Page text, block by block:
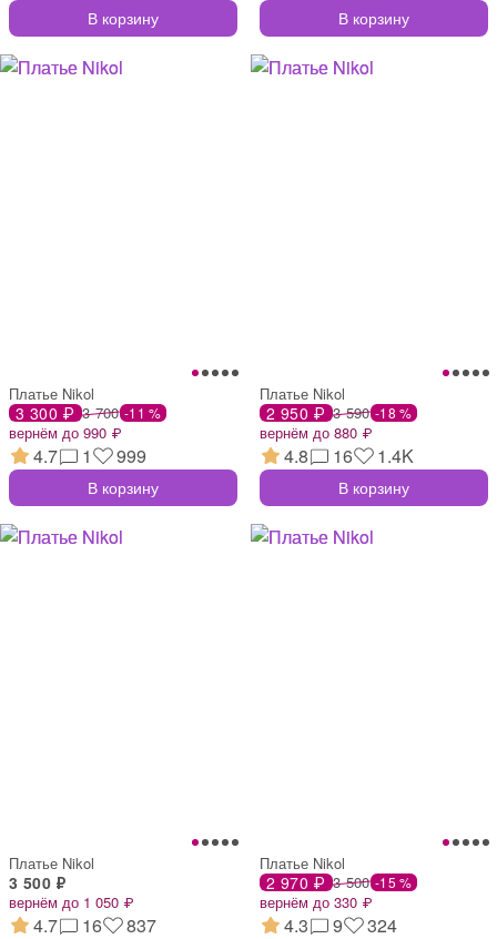
В корзину В корзину
Платье Nikol
3 300 ₽ 3 700 -11 %
вернём до 990 ₽
4.7 1 999
В корзину
Платье Nikol
2 950 ₽ 3 590 -18 %
вернём до 880 ₽
4.8 16 1.4K
В корзину
Платье Nikol
3 500 ₽
вернём до 1 050 ₽
4.7 16 837
Платье Nikol
2 970 ₽ 3 500 -15 %
вернём до 330 ₽
4.3 9 324